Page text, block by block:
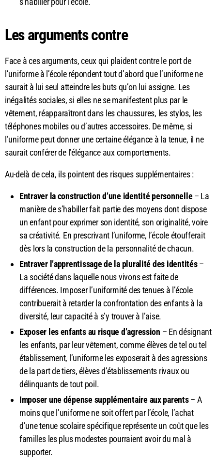
Les arguments contre
Face à ces arguments, ceux qui plaident contre le port de
l’uniforme à l’école répondent tout d’abord que l’uniforme ne
saurait à lui seul atteindre les buts qu’on lui assigne. Les
inégalités sociales, si elles ne se manifestent plus par le
vêtement, réapparaîtront dans les chaussures, les stylos, les
téléphones mobiles ou d’autres accessoires. De même, si
l’uniforme peut donner une certaine élégance à la tenue, il ne
saurait conférer de l’élégance aux comportements.
Au-delà de cela, ils pointent des risques supplémentaires :
Entraver la construction d’une identité personnelle– La
manière de s’habiller fait partie des moyens dont dispose
un enfant pour exprimer son identité, son originalité, voire
sa créativité. En prescrivant l’uniforme, l’école étoufferait
dès lors la construction de la personnalité de chacun.
Entraver l’apprentissage de la pluralité des identités–
La société dans laquelle nous vivons est faite de
différences. Imposer l’uniformité des tenues à l’école
contribuerait à retarder la confrontation des enfants à la
diversité, leur capacité à s’y trouver à l’aise.
Exposer les enfants au risque d’agression – En désignant
les enfants, par leur vêtement, comme élèves de tel ou tel
établissement, l’uniforme les exposerait à des agressions
de la part de tiers, élèves d’établissements rivaux ou
délinquants de tout poil.
Imposer une dépense supplémentaire aux parents– A
moins que l’uniforme ne soit offert par l’école, l’achat
d’une tenue scolaire spécifique représente un coût que les
familles les plus modestes pourraient avoir du mal à
supporter.